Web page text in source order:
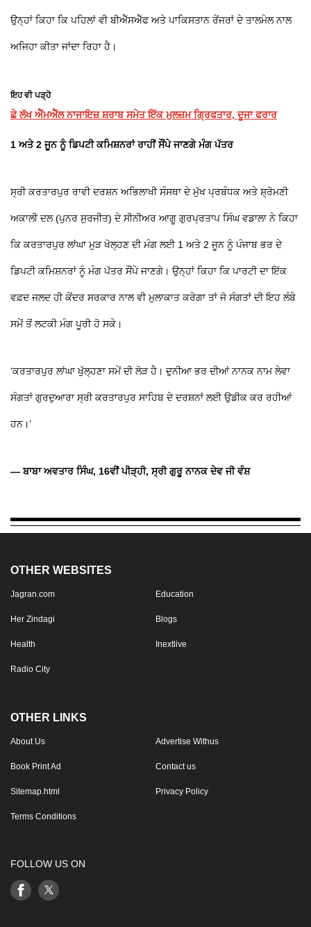
ਉਨ੍ਹਾਂ ਕਿਹਾ ਕਿ ਪਹਿਲਾਂ ਵੀ ਬੀਐੱਸਐੱਫ ਅਤੇ ਪਾਕਿਸਤਾਨ ਰੇਂਜਰਾਂ ਦੇ ਤਾਲਮੇਲ ਨਾਲ
ਅਜਿਹਾ ਕੀਤਾ ਜਾਂਦਾ ਰਿਹਾ ਹੈ।
ਇਹ ਵੀ ਪੜ੍ਹੋ
ਛੇ ਲੱਖ ਐੱਮਐੱਲ ਨਾਜਾਇਜ਼ ਸ਼ਰਾਬ ਸਮੇਤ ਇੱਕ ਮੁਲਜ਼ਮ ਗ੍ਰਿਫਤਾਰ, ਦੂਜਾ ਫਰਾਰ
1 ਅਤੇ 2 ਜੂਨ ਨੂੰ ਡਿਪਟੀ ਕਮਿਸ਼ਨਰਾਂ ਰਾਹੀਂ ਸੌਂਪੇ ਜਾਣਗੇ ਮੰਗ ਪੱਤਰ
ਸ੍ਰੀ ਕਰਤਾਰਪੁਰ ਰਾਵੀ ਦਰਸ਼ਨ ਅਭਿਲਾਖੀ ਸੰਸਥਾ ਦੇ ਮੁੱਖ ਪ੍ਰਬੰਧਕ ਅਤੇ ਸ਼੍ਰੋਮਣੀ
ਅਕਾਲੀ ਦਲ (ਪੁਨਰ ਸੁਰਜੀਤ) ਦੇ ਸੀਨੀਅਰ ਆਗੂ ਗੁਰਪ੍ਰਤਾਪ ਸਿੰਘ ਵਡਾਲਾ ਨੇ ਕਿਹਾ
ਕਿ ਕਰਤਾਰਪੁਰ ਲਾਂਘਾ ਮੁੜ ਖੋਲ੍ਹਣ ਦੀ ਮੰਗ ਲਈ 1 ਅਤੇ 2 ਜੂਨ ਨੂੰ ਪੰਜਾਬ ਭਰ ਦੇ
ਡਿਪਟੀ ਕਮਿਸ਼ਨਰਾਂ ਨੂੰ ਮੰਗ ਪੱਤਰ ਸੌਂਪੇ ਜਾਣਗੇ। ਉਨ੍ਹਾਂ ਕਿਹਾ ਕਿ ਪਾਰਟੀ ਦਾ ਇੱਕ
ਵਫ਼ਦ ਜਲਦ ਹੀ ਕੇਂਦਰ ਸਰਕਾਰ ਨਾਲ ਵੀ ਮੁਲਾਕਾਤ ਕਰੇਗਾ ਤਾਂ ਜੋ ਸੰਗਤਾਂ ਦੀ ਇਹ ਲੰਬੇ
ਸਮੇਂ ਤੋਂ ਲਟਕੀ ਮੰਗ ਪੂਰੀ ਹੋ ਸਕੇ।
‘ਕਰਤਾਰਪੁਰ ਲਾਂਘਾ ਖੁੱਲ੍ਹਣਾ ਸਮੇਂ ਦੀ ਲੋੜ ਹੈ। ਦੁਨੀਆ ਭਰ ਦੀਆਂ ਨਾਨਕ ਨਾਮ ਲੇਵਾ
ਸੰਗਤਾਂ ਗੁਰਦੁਆਰਾ ਸ੍ਰੀ ਕਰਤਾਰਪੁਰ ਸਾਹਿਬ ਦੇ ਦਰਸ਼ਨਾਂ ਲਈ ਉਡੀਕ ਕਰ ਰਹੀਆਂ
ਹਨ।’
— ਬਾਬਾ ਅਵਤਾਰ ਸਿੰਘ, 16ਵੀਂ ਪੀੜ੍ਹੀ, ਸ੍ਰੀ ਗੁਰੂ ਨਾਨਕ ਦੇਵ ਜੀ ਵੰਸ਼
OTHER WEBSITES
Jagran.com Education
Her Zindagi Blogs
Health Inextlive
Radio City
OTHER LINKS
About Us Advertise Withus
Book Print Ad Contact us
Sitemap.html Privacy Policy
Terms Conditions
FOLLOW US ON